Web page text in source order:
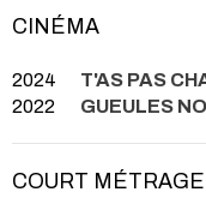
CINÉMA
2024 T'AS PAS
2022
GUEULES
COURT MÉTRAGE